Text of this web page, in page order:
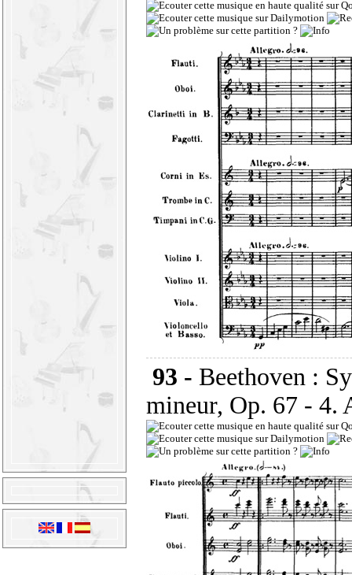
93 - Beethoven :
mineur, Op. 67 - 4.